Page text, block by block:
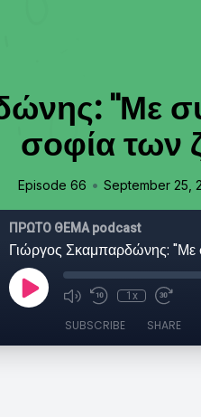
"Με
σοφία των
Episode 66 • September 25,
ΠΡΩΤΟ ΘΕΜΑ podcast
1x
SUBSCRIBE SHARE